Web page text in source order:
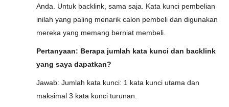
Anda. Untuk backlink, sama saja. Kata kunci pembelian
inilah yang paling menarik calon pembeli dan digunakan
mereka yang memang berniat membeli.
Pertanyaan: Berapa jumlah kata kunci dan backlink
yang saya dapatkan?
Jawab: Jumlah kata kunci: 1 kata kunci utama dan
maksimal 3 kata kunci turunan.